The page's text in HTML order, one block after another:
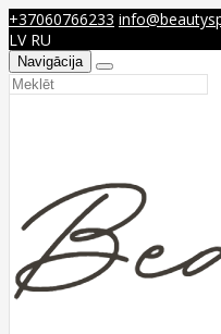
+37060766233
LV RU
Navigācija